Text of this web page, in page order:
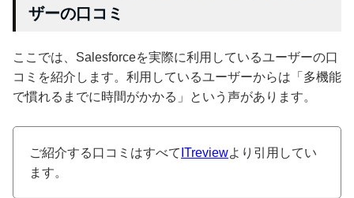
ザーの口コミ
ここでは、Salesforceを実際に利用しているユーザーの口
コミを紹介します。利用しているユーザーからは「多機能
で慣れるまでに時間がかかる」という声があります。
ご紹介する口コミはすべて ITreviewより引用してい
ます。